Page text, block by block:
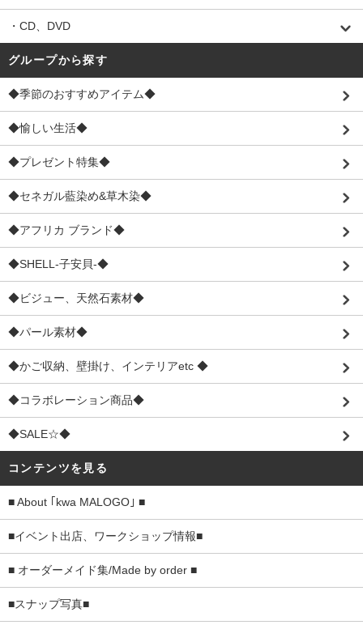
・CD、DVD
グループから探す
◆季節のおすすめアイテム◆
◆愉しい生活◆
◆プレゼント特集◆
◆セネガル藍染め&草木染◆
◆アフリカ ブランド◆
◆SHELL-子安貝-◆
◆ビジュー、天然石素材◆
◆パール素材◆
◆かご収納、壁掛け、インテリアetc ◆
◆コラボレーション商品◆
◆SALE☆◆
コンテンツを見る
■ About ｢kwa MALOGO｣ ■
■イベント出店、ワークショップ情報■
■ オーダーメイド集/Made by order ■
■スナップ写真■